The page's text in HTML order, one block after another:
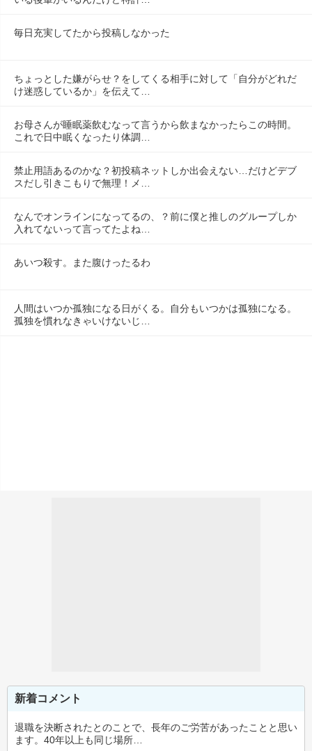
毎日充実してたから投稿しなかった
ちょっとした嫌がらせ？をしてくる相手に対して「自分がどれだ
け迷惑しているか」を伝えて…
お母さんが睡眠薬飲むなって言うから飲まなかったらこの時間。
これで日中眠くなったり体調…
禁止用語あるのかな？初投稿ネットしか出会えない…だけどデブ
スだし引きこもりで無理！メ…
なんでオンラインになってるの、？前に僕と推しのグループしか
入れてないって言ってたよね…
あいつ殺す。また腹けったるわ
人間はいつか孤独になる日がくる。自分もいつかは孤独になる。
孤独を慣れなきゃいけないじ…
新着コメント
退職を決断されたとのことで、長年のご労苦があったことと思い
ます。40年以上も同じ場所…